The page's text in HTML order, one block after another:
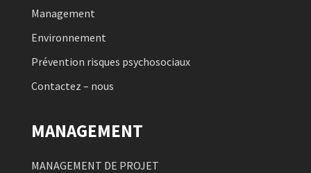
Management
Environnement
Prévention risques psychosociaux
Contactez – nous
MANAGEMENT
MANAGEMENT DE PROJET